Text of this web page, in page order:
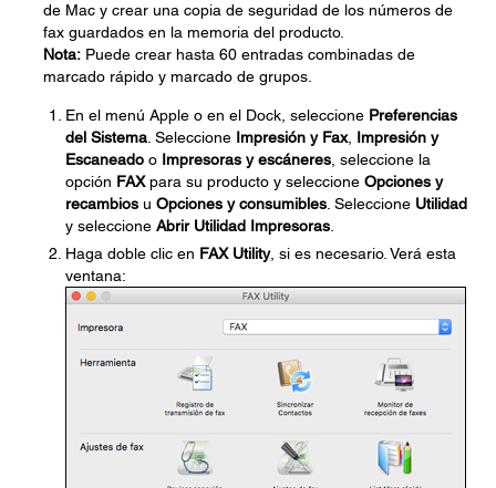
de Mac y crear una copia de seguridad de los números de
fax guardados en la memoria del producto.
Nota: Puede crear hasta 60 entradas combinadas de
marcado rápido y marcado de grupos.
En el menú Apple o en el Dock, seleccione Preferencias
del Sistema . Seleccione Impresión y Fax, Impresión y
Escaneado o Impresoras y escáneres , seleccione la
opción FAXpara su producto y seleccione Opciones y
recambios u Opciones y consumibles . Seleccione Utilidad
y seleccione Abrir Utilidad Impresoras
Haga doble clic en FAX Utility, si es necesario. Verá esta
ventana: